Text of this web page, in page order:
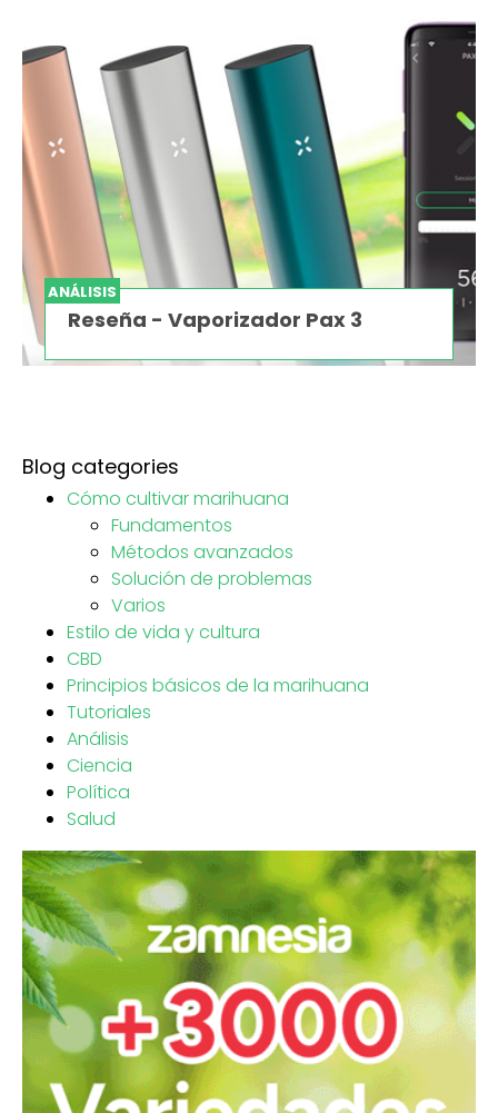
ANÁLISIS
Reseña - Vaporizador Pax 3
Blog categories
Cómo cultivar marihuana
Fundamentos
Métodos avanzados
Solución de problemas
Varios
Estilo de vida y cultura
CBD
Principios básicos de la marihuana
Tutoriales
Análisis
Ciencia
Política
Salud